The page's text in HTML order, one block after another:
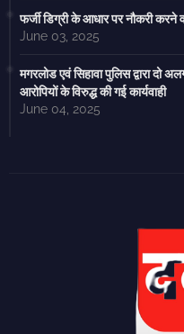
फर्जी डिग्री के आधार पर नौकरी करने
June 03, 2025
मगरलोड एवं सिहावा पुलिस द्वारा
आरोपियों के विरुद्ध की गई कार्यवाही
June 04, 2025